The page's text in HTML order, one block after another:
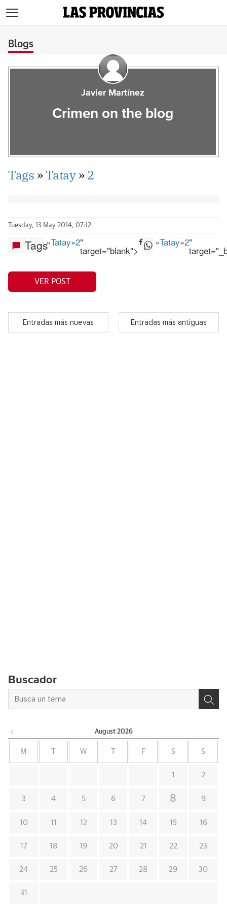
Blogs
Javier Martínez
Crimen on the blog
Tags »Tatay»2
Tuesday, 13 May 2014, 07:12
Tags»Tatay»2"
target="blank">
»Tatay»2"
VER POST
Entradas más nuevas Entradas más antiguas
Buscador
August 2026
M W F S S
1 2
3 4 5 6 7 8 9
10 11 12 13 14 15 16
17 18 19 20 21 22 23
24 25 26 27 28 29 30
31